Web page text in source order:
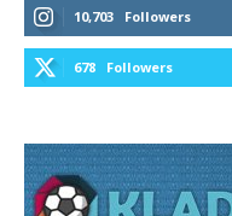
10,703 Followers
678 Followers